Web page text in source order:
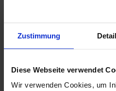
Zustimmung
Diese Webseite verwendet
Wir verwenden Cookies, um